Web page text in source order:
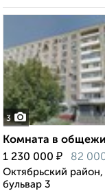
3
Комната в
1 230 000 ₽ 82
Октябрьский
бульвар 3